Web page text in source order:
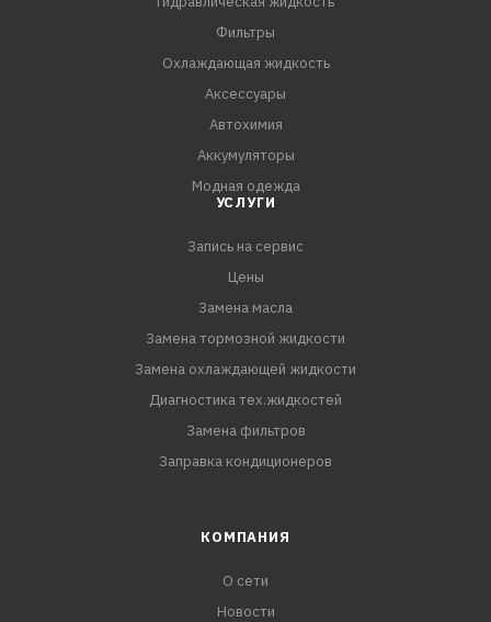
Фильтры
Охлаждающая жидкость
Аксессуары
Автохимия
Аккумуляторы
Модная одежда
УСЛУГИ
Запись на сервис
Цены
Замена масла
Замена тормозной жидкости
Замена охлаждающей жидкости
Диагностика тех.жидкостей
Замена фильтров
Заправка кондиционеров
КОМПАНИЯ
О сети
Новости